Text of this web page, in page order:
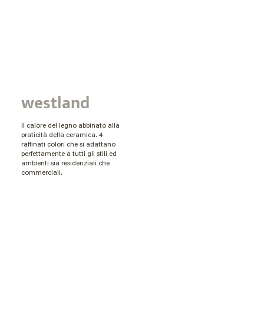
Il calore del legno abbinato alla
praticità della ceramica. 4
raffinati colori che si adattano
perfettamente a tutti gli stili ed
ambienti sia residenziali che
commerciali.
westland